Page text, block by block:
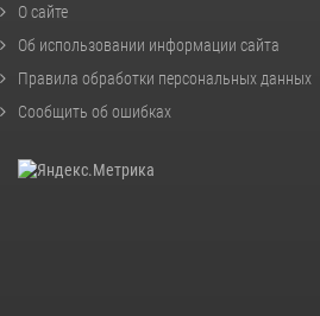
О сайте
Об использовании информации сайта
Правила обработки персональных данных
Сообщить об ошибках